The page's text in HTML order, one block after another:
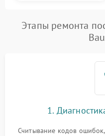
Этапы ремонта
1.
Считывание кодов